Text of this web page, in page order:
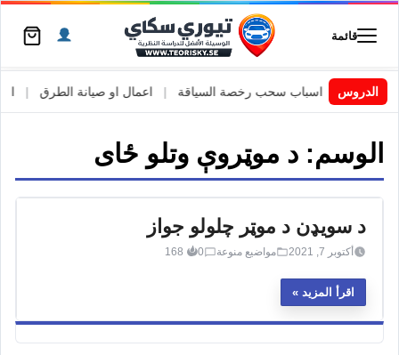
قائمة
الدروسالسويد | اسباب سحب رخصة السياقة اعمال او صيانة الطرق
الوسم: د موټروې وتلو ځای
د سویډن د موټر چلولو جواز
أكتوبر 7, 2021 مواضيع منوعة 0
168
اقرأ المزيد